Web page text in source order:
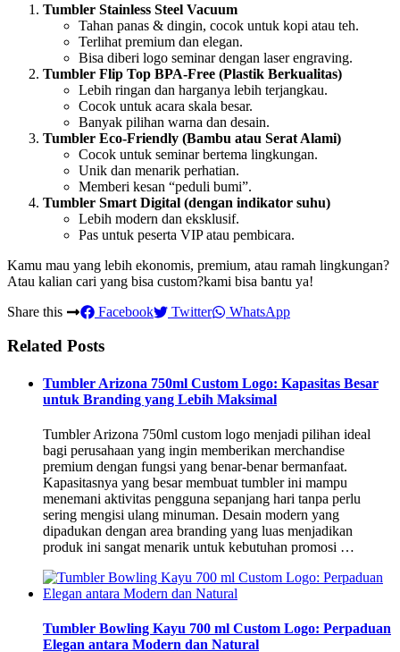
Tumbler Stainless Steel Vacuum
Tahan panas & dingin, cocok untuk kopi atau teh.
Terlihat premium dan elegan.
Bisa diberi logo seminar dengan laser engraving.
Tumbler Flip Top BPA-Free (Plastik Berkualitas)
Lebih ringan dan harganya lebih terjangkau.
Cocok untuk acara skala besar.
Banyak pilihan warna dan desain.
Tumbler Eco-Friendly (Bambu atau Serat Alami)
Cocok untuk seminar bertema lingkungan.
Unik dan menarik perhatian.
Memberi kesan “peduli bumi”.
Tumbler Smart Digital (dengan indikator suhu)
Lebih modern dan eksklusif.
Pas untuk peserta VIP atau pembicara.
Kamu mau yang lebih ekonomis, premium, atau ramah lingkungan?
Atau kalian cari yang bisa custom?kami bisa bantu ya!
Share this
Facebook Twitter WhatsApp
Related Posts
Tumbler Arizona 750ml Custom Logo: Kapasitas Besar
untuk Branding yang Lebih Maksimal
Tumbler Arizona 750ml custom logo menjadi pilihan ideal
bagi perusahaan yang ingin memberikan merchandise
premium dengan fungsi yang benar-benar bermanfaat.
Kapasitasnya yang besar membuat tumbler ini mampu
menemani aktivitas pengguna sepanjang hari tanpa perlu
sering mengisi ulang minuman. Desain modern yang
dipadukan dengan area branding yang luas menjadikan
produk ini sangat menarik untuk kebutuhan promosi …
Tumbler Bowling Kayu 700 ml Custom Logo: Perpaduan
Elegan antara Modern dan Natural